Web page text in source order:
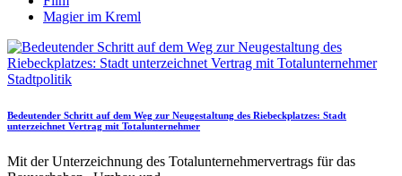
Magier im Kreml
Stadtpolitik
Bedeutender Schritt auf dem Weg zur Neugestaltung des Riebeckplatzes: Stadt
unterzeichnet Vertrag mit Totalunternehmer
Mit der Unterzeichnung des Totalunternehmervertrags für das